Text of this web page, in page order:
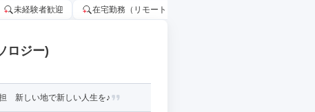
未経験者歓迎 在宅勤務（リモートワーク）OK
ロジー)
新しい地で新しい人生を♪